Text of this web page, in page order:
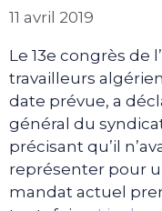
11 avril 2019
Le 13e congrès de
travailleurs
date prévue, a
général du
précisant qu’il
représenter pour
mandat actuel